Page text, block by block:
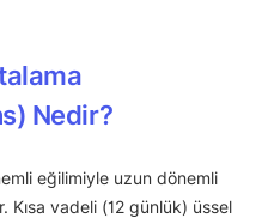
Nedir?
eğilimiyle uzun dönemli
Kısa vadeli (12 günlük) üssel